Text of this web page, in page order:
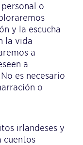
o
y la escucha
la vida
a
a
es necesario
o
irlandeses y
cuentos